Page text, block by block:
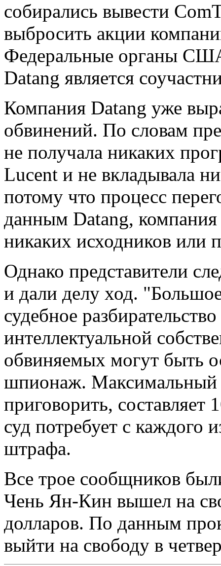
собирались вывести
выбросить акции
Федеральные органы
Datang является
Компания Datang уже
обвинений. По словам
не получала никаких
Lucent и не вкладывала
потому что процесс
данным Datang,
никаких исходников или
Однако представители
и дали делу ход.
судебное
интеллектуальной
обвиняемых могут быть
шпионаж. Максимальный
приговорить, составляет
суд потребует с каждого
штрафа.
Все трое сообщников
Чень Ян-Кин вышел на
долларов. По данным
выйти на свободу в